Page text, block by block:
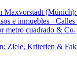
Ziele, Kriterien &